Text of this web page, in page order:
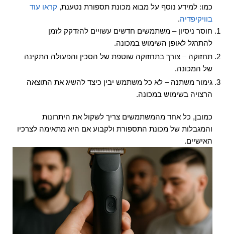
כמו: למידע נוסף על מבוא מכונת תספורת נטענת, קראו עוד
בוויקיפדיה.
חוסר ניסיון – משתמשים חדשים עשויים להזדקק לזמן
להתרגל לאופן השימוש במכונה.
תחזוקה – צורך בתחזוקה שוטפת של הסכין והפעולה התקינה
של המכונה.
גימור משתנה – לא כל משתמש יבין כיצד להשיג את התוצאה
הרצויה בשימוש במכונה.
כמובן, כל אחד מהמשתמשים צריך לשקול את היתרונות
והמגבלות של מכונת התספורת ולקבוע אם היא מתאימה לצרכיו
האישיים.